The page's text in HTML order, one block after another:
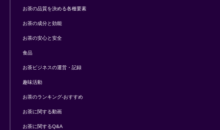
お茶の品質を決める各種要素
お茶の成分と効能
お茶の安心と安全
食品
お茶ビジネスの運営・記録
趣味活動
お茶のランキング-おすすめ
お茶に関する動画
お茶に関するQ&A